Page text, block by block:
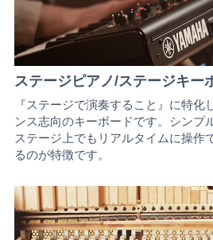
ステージピアノ/ステージキー
『ステージで演奏すること』に特化
ンス志向のキーボードです。シンプ
ステージ上でもリアルタイムに操作
るのが特徴です。